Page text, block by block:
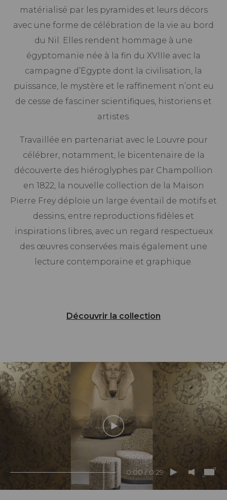
matérialisé par les pyramides et leurs décors
avec une forme de célébration de la vie au bord
du Nil. Elles rendent hommage à une
égyptomanie née à la fin du XVIIIe avec la
campagne d’Egypte dont la civilisation, la
puissance, le mystère et le raffinement n’ont eu
de cesse de fasciner scientifiques, historiens et
artistes.
Travaillée en partenariat avec le Louvre pour
célébrer, notamment, le bicentenaire de la
découverte des hiéroglyphes par Champollion
en 1822, la nouvelle collection de la Maison
Pierre Frey déploie un large éventail de motifs et
dessins, entre reproductions fidèles et
inspirations libres, avec un regard respectueux
des œuvres conservées mais également une
lecture contemporaine et graphique.
Découvrir la collection
0:00 / 0:29